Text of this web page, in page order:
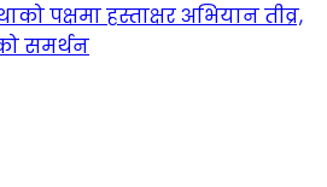
पक्षमा हस्ताक्षर अभियान तीव्र,
समर्थन